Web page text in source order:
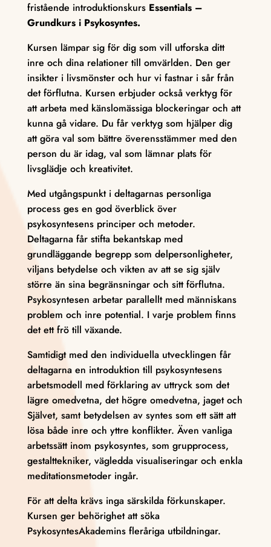
fristående introduktionskurs Essentials –
Grundkurs i Psykosyntes.
Kursen lämpar sig för dig som vill utforska ditt
inre och dina relationer till omvärlden. Den ger
insikter i livsmönster och hur vi fastnar i sår från
det förflutna. Kursen erbjuder också verktyg för
att arbeta med känslomässiga blockeringar och att
kunna gå vidare. Du får verktyg som hjälper dig
att göra val som bättre överensstämmer med den
person du är idag, val som lämnar plats för
livsglädje och kreativitet.
Med utgångspunkt i deltagarnas personliga
process ges en god överblick över
psykosyntesens principer och metoder.
Deltagarna får stifta bekantskap med
grundläggande begrepp som delpersonligheter,
viljans betydelse och vikten av att se sig själv
större än sina begränsningar och sitt förflutna.
Psykosyntesen arbetar parallellt med människans
problem och inre potential. I varje problem finns
det ett frö till växande.
Samtidigt med den individuella utvecklingen får
deltagarna en introduktion till psykosyntesens
arbetsmodell med förklaring av uttryck som det
lägre omedvetna, det högre omedvetna, jaget och
Självet, samt betydelsen av syntes som ett sätt att
lösa både inre och yttre konflikter. Även vanliga
arbetssätt inom psykosyntes, som grupprocess,
gestalttekniker, vägledda visualiseringar och enkla
meditationsmetoder ingår.
För att delta krävs inga särskilda förkunskaper.
Kursen ger behörighet att söka
PsykosyntesAkademins fleråriga utbildningar.